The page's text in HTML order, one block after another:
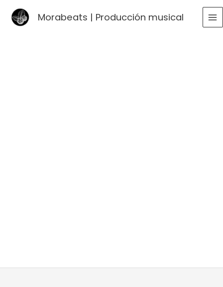
Morabeats | Producción musical